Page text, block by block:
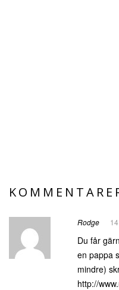
Rodge
Du får
en pappa
mindre)
http://